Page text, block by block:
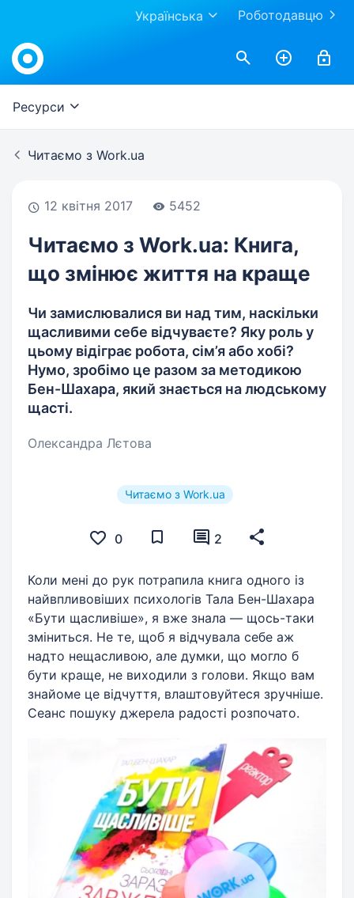
Роботодавцю
Українська
Work.ua
Ресурси
Читаємо з Work.ua
12 квітня 2017 5452
Читаємо з Work.ua: Книга,
що змінює життя на краще
Чи замислювалися ви над тим, наскільки
щасливими себе відчуваєте? Яку роль у
цьому відіграє робота, сім’я або хобі?
Нумо, зробімо це разом за методикою
Бен-Шахара, який знається на людському
щасті.
Олександра Лєтова
Читаємо з Work.ua
0 2
Коли мені до рук потрапила книга одного із
найвпливовіших психологів Тала Бен-Шахара
«Бути щасливіше», я вже знала — щось-таки
зміниться. Не те, щоб я відчувала себе аж
надто нещасливою, але думки, що могло б
бути краще, не виходили з голови. Якщо вам
знайоме це відчуття, влаштовуйтеся зручніше.
Сеанс пошуку джерела радості розпочато.